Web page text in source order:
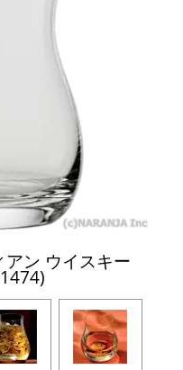
ン ウイスキー